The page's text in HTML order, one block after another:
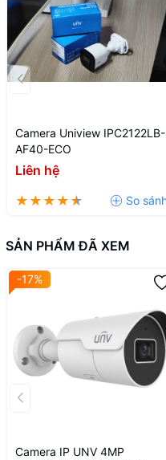
Camera Uniview IPC2122LB-
AF40-ECO
Liên hệ
SẢN PHẨM ĐÃ XEM
-17%
Camera IP UNV 4MP